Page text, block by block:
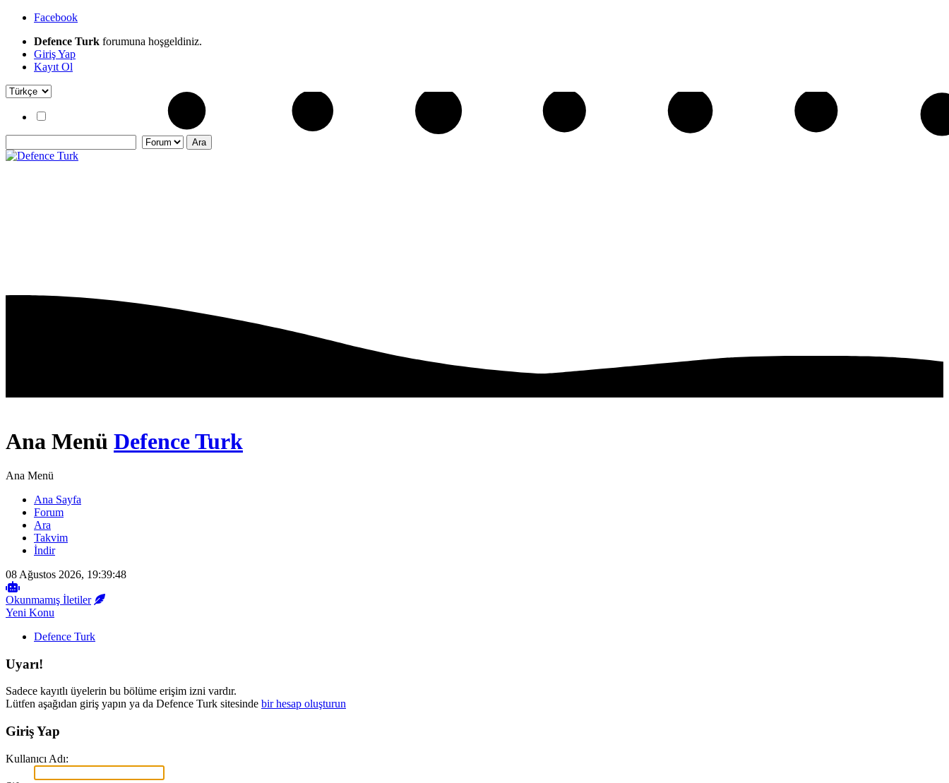
Facebook
Defence Turk forumuna hoşgeldiniz.
Giriş Yap
Kayıt Ol
Ana Menü Defence Turk
Ana Menü
Ana Sayfa
Forum
Ara
Takvim
İndir
08 Ağustos 2026, 19:39:48
Okunmamış İletiler
Yeni Konu
Defence Turk
Uyarı!
Sadece kayıtlı üyelerin bu bölüme erişim izni vardır.
Lütfen aşağıdan giriş yapın ya da Defence Turk sitesinde bir hesap oluşturun
Giriş Yap
Kullanıcı Adı: